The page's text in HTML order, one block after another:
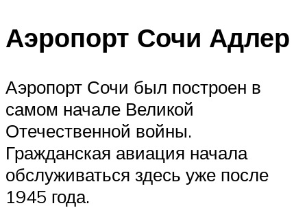
Аэропорт Сочи Адлер
Аэропорт Сочи был построен в
самом начале Великой
Отечественной войны.
Гражданская авиация начала
обслуживаться здесь уже после
1945 года.